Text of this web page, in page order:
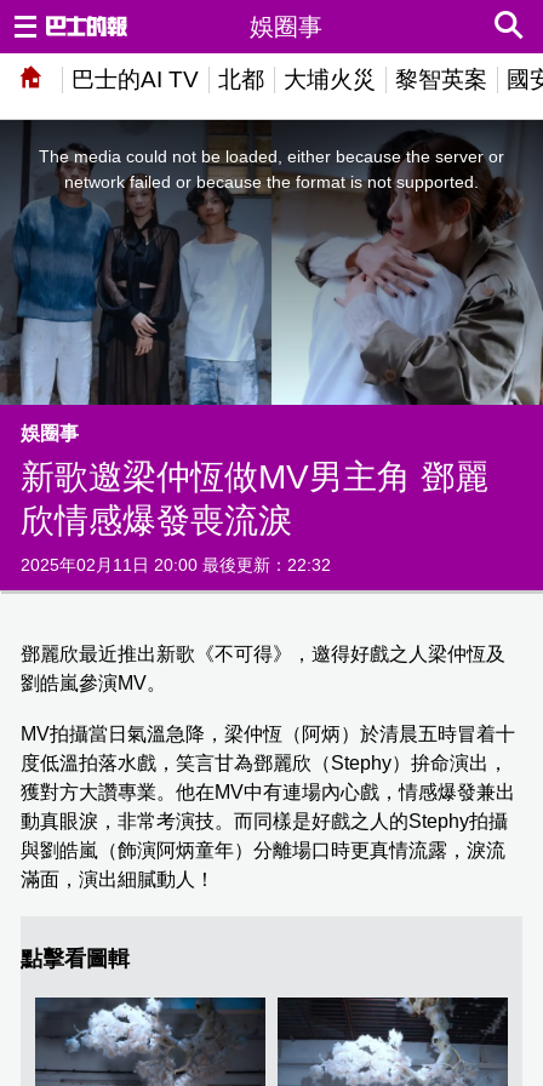
巴士的AI TV 北都 大埔火災 黎智英案 國
娛圈事
The media could not be loaded, either because the server or
network failed or because the format is not supported.
娛圈事
新歌邀梁仲恆做MV男主角 鄧麗
欣情感爆發喪流淚
2025年02月11日 20:00 最後更新：22:32
鄧麗欣最近推出新歌《不可得》，邀得好戲之人梁仲恆及
劉皓嵐參演MV。
MV拍攝當日氣溫急降，梁仲恆（阿炳）於清晨五時冒着十
度低溫拍落水戲，笑言甘為鄧麗欣（Stephy）拚命演出，
獲對方大讚專業。他在MV中有連場內心戲，情感爆發兼出
動真眼淚，非常考演技。而同樣是好戲之人的Stephy拍攝
與劉皓嵐（飾演阿炳童年）分離場口時更真情流露，淚流
滿面，演出細膩動人！
點擊看圖輯